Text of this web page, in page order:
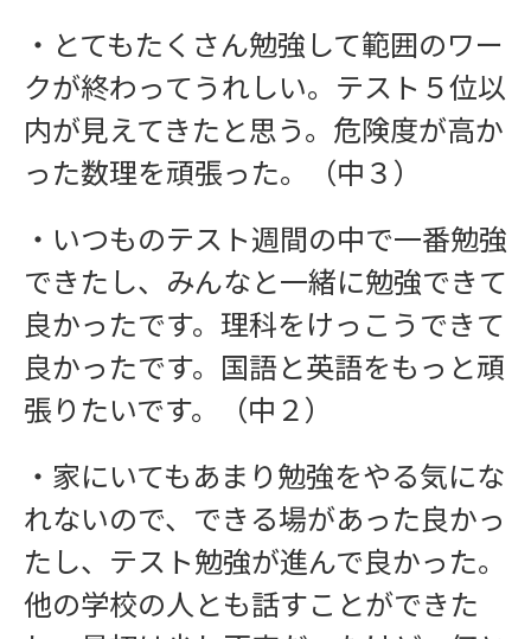
・とてもたくさん勉強して範囲のワー
クが終わってうれしい。テスト５位以
内が見えてきたと思う。危険度が高か
った数理を頑張った。（中３）
・いつものテスト週間の中で一番勉強
できたし、みんなと一緒に勉強できて
良かったです。理科をけっこうできて
良かったです。国語と英語をもっと頑
張りたいです。（中２）
・家にいてもあまり勉強をやる気にな
れないので、できる場があった良かっ
たし、テスト勉強が進んで良かった。
他の学校の人とも話すことができた